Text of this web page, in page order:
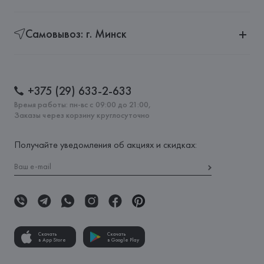
Самовывоз: г. Минск
+375 (29) 633-2-633
Время работы: пн-вс с 09:00 до 21:00,
Заказы через корзину круглосуточно
Получайте уведомления об акциях и скидках:
Скачать
в App Store
Скачать
в Google Play